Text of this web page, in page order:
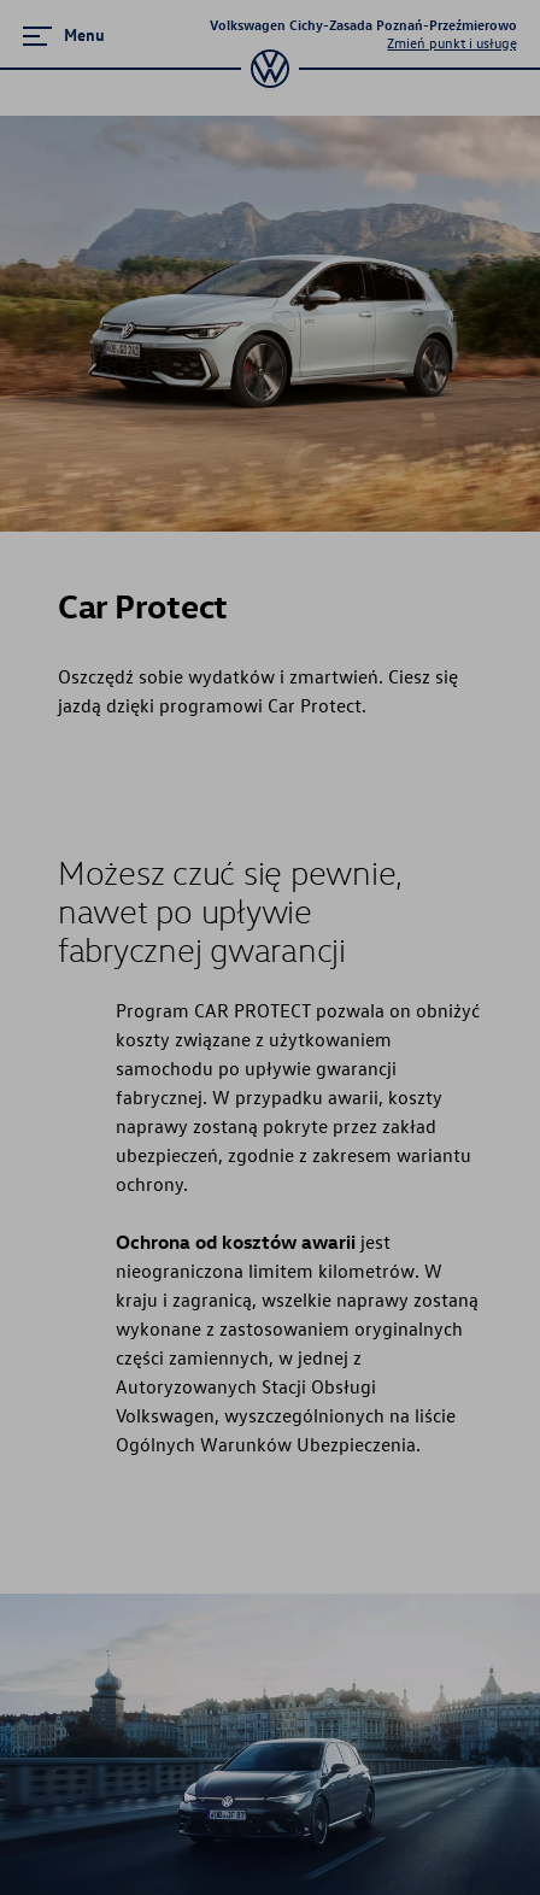
Menu
Volkswagen Cichy-Zasada Poznań-Przeźmierowo
Zmień punkt i usługę
Gwarancja i ochrona
Ochrona pogwarancyjna
Przedłużona ochrona pogwarancyjna
Gwarancja mobilności
Car Protect
Oszczędź sobie wydatków i zmartwień. Ciesz się
jazdą dzięki programowi Car Protect.
Możesz czuć się pewnie,
nawet po upływie
fabrycznej gwarancji
Program CAR PROTECT pozwala on obniżyć
koszty związane z użytkowaniem
samochodu po upływie gwarancji
fabrycznej. W przypadku awarii, koszty
naprawy zostaną pokryte przez zakład
ubezpieczeń, zgodnie z zakresem wariantu
ochrony.
Ochrona od kosztów awarii jest
nieograniczona limitem kilometrów. W
kraju i zagranicą, wszelkie naprawy zostaną
wykonane z zastosowaniem oryginalnych
części zamiennych, w jednej z
Autoryzowanych Stacji Obsługi
Volkswagen, wyszczególnionych na liście
Ogólnych Warunków Ubezpieczenia.